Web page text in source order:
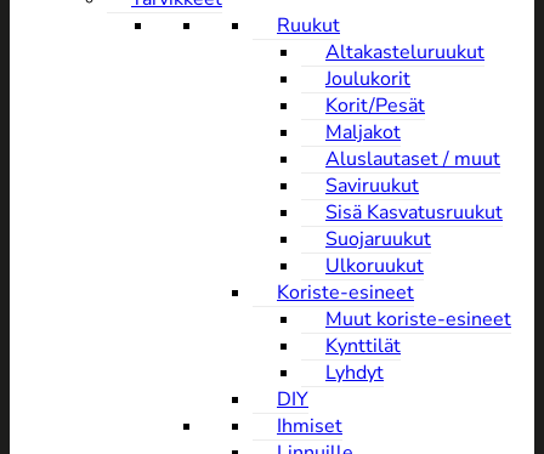
Ruukut
Altakasteluruukut
Joulukorit
Korit/Pesät
Maljakot
Aluslautaset / muut
Saviruukut
Sisä Kasvatusruukut
Suojaruukut
Ulkoruukut
Koriste-esineet
Muut koriste-esineet
Kynttilät
Lyhdyt
DIY
Ihmiset